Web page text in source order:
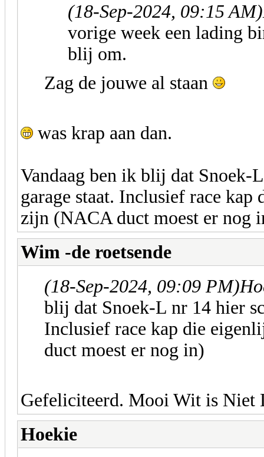
(18-Sep-2024, 09:15 AM)
vorige week een lading
blij om.
Zag de jouwe al staan
was krap aan dan.
Vandaag ben ik blij dat Snoek-
garage staat. Inclusief race
zijn (NACA duct moest er nog
Wim -de roetsende
(18-Sep-2024, 09:09 PM)
blij dat Snoek-L nr 14 hier
Inclusief race kap die
duct moest er nog in)
Gefeliciteerd. Mooi Wit is Niet
Hoekie